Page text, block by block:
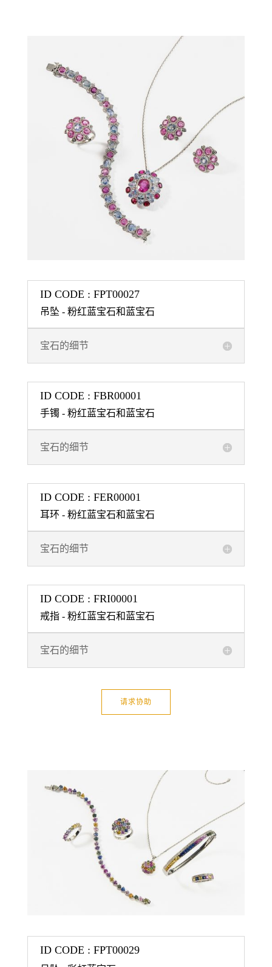
ID CODE : FPT00027
吊坠 - 粉红蓝宝石和蓝宝石
宝石的细节
ID CODE : FBR00001
手镯 - 粉红蓝宝石和蓝宝石
宝石的细节
ID CODE : FER00001
耳环 - 粉红蓝宝石和蓝宝石
宝石的细节
ID CODE : FRI00001
戒指 - 粉红蓝宝石和蓝宝石
宝石的细节
请求协助
ID CODE : FPT00029